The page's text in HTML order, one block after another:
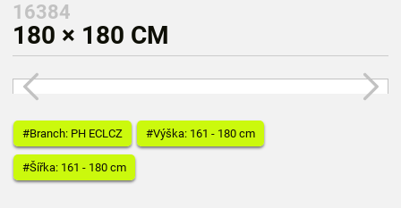
16384
180 × 180 CM
#Branch: PH ECLCZ #Výška: 161 - 180 cm
#Šířka: 161 - 180 cm